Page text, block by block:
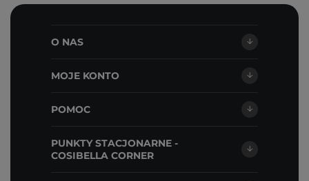
O NAS
MOJE KONTO
POMOC
PUNKTY STACJONARNE -
COSIBELLA CORNER